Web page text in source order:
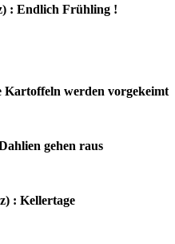
: Endlich Frühling !
Kartoffeln werden vorgekeimt
gehen raus
: Kellertage